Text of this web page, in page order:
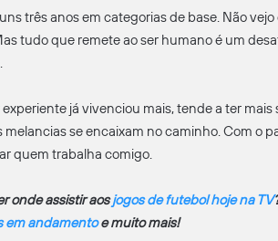
três anos em categorias de base. Não
tudo que remete ao ser humano é um
já vivenciou mais, tende a ter
melancias se encaixam no caminho. Com o
quem trabalha comigo.
onde assistir aosjogos de futebol hoje na TV
em andamentoe muito mais!